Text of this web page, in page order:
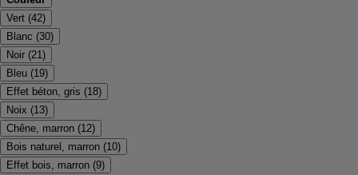
Vert (42)
Blanc (30)
Noir (21)
Bleu (19)
Effet béton, gris (18)
Noix (13)
Chêne, marron (12)
Bois naturel, marron (10)
Effet bois, marron (9)